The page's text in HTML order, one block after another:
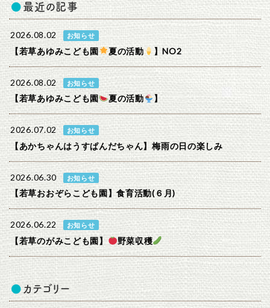
最近の記事
2026.08.02 お知らせ
【若草あゆみこども園 夏の活動 】NO2
2026.08.02 お知らせ
【若草あゆみこども園 夏の活動 】
2026.07.02 お知らせ
【あかちゃんはうすぱんだちゃん】梅雨の日の楽しみ
2026.06.30 お知らせ
【若草おおぞらこども園】食育活動(６月)
2026.06.22 お知らせ
【若草のがみこども園】 野菜収穫
カテゴリー